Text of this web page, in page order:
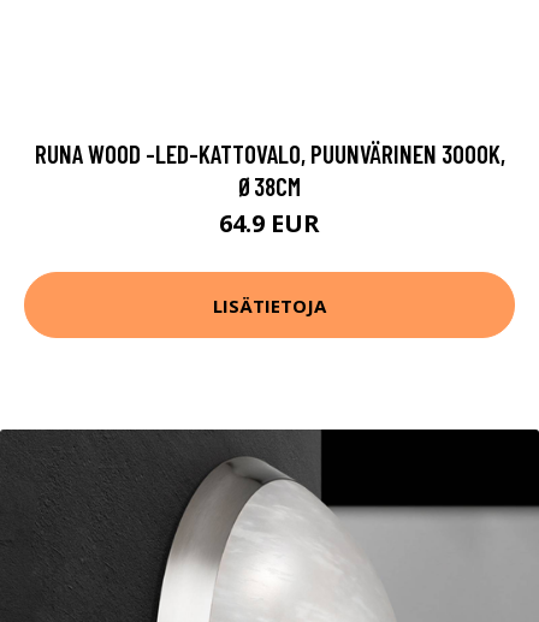
RUNA WOOD -LED-KATTOVALO, PUUNVÄRINEN 3000K,
Ø38CM
64.9 EUR
LISÄTIETOJA